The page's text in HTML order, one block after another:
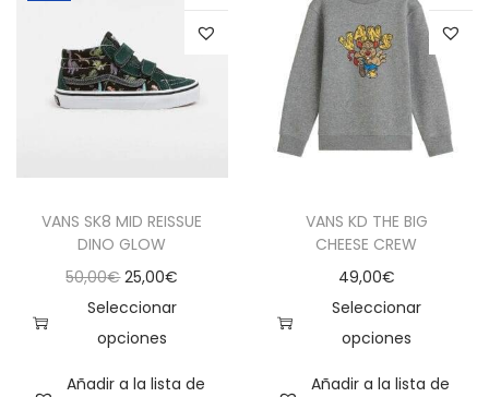
VANS SK8 MID REISSUE
DINO GLOW
50,00€ 25,00€
Seleccionar
opciones
Añadir a la lista de
VANS KD THE BIG
CHEESE CREW
49,00€
Seleccionar
opciones
Añadir a la lista de